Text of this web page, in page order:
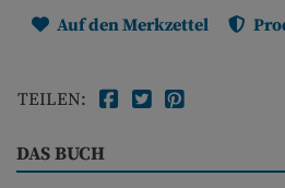
Auf den Merkzettel
TEILEN:
DAS BUCH